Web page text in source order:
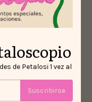
de Petalosi 1 vez al
Suscribirse